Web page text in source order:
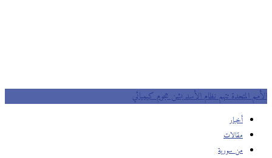
الأمم المتحدة تتهم نظام الأسد بشن هجوم كيميائي
أخبار
مقالات
من سورية